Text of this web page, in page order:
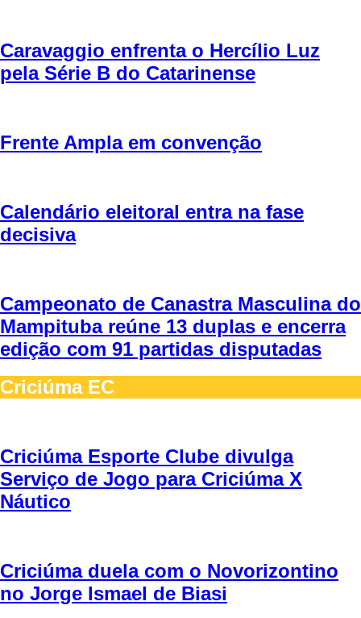
Caravaggio enfrenta o Hercílio Luz
pela Série B do Catarinense
Frente Ampla em convenção
Calendário eleitoral entra na fase
decisiva
Campeonato de Canastra Masculina do
Mampituba reúne 13 duplas e encerra
edição com 91 partidas disputadas
Criciúma EC
Criciúma Esporte Clube divulga
Serviço de Jogo para Criciúma X
Náutico
Criciúma duela com o Novorizontino
no Jorge Ismael de Biasi